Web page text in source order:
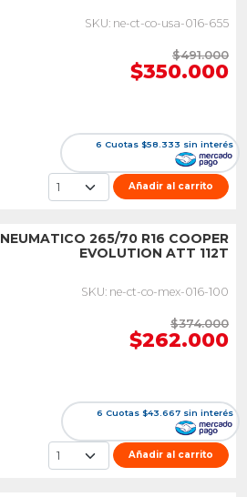
SKU: ne-ct-co-usa-016-655
$491.000
$350.000
6 Cuotas $58.333 sin interés
Añadir al carrito
NEUMATICO 265/70 R16 COOPER
EVOLUTION ATT 112T
SKU: ne-ct-co-mex-016-100
$374.000
$262.000
6 Cuotas $43.667 sin interés
Añadir al carrito